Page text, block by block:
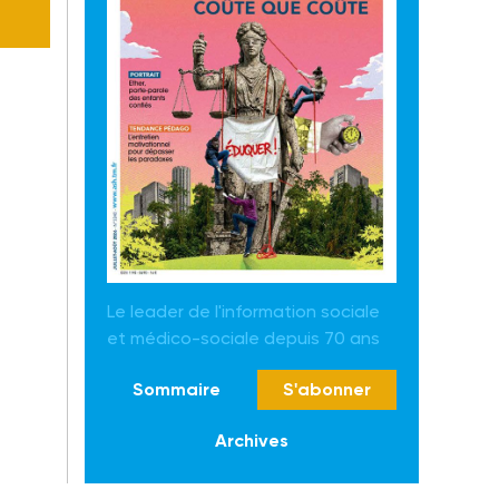
Le leader de l'information sociale
et médico-sociale depuis 70 ans
Sommaire S'abonner
Archives